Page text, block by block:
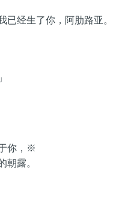
已经生了你，阿肋路亚。
你，※
露。